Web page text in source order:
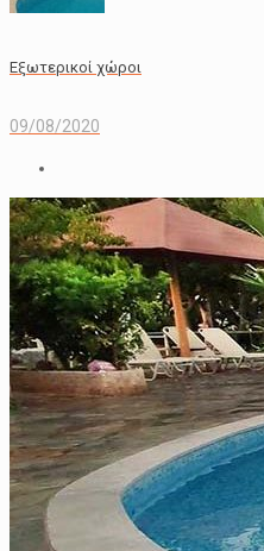
Εξωτερικοί χώροι
09/08/2020